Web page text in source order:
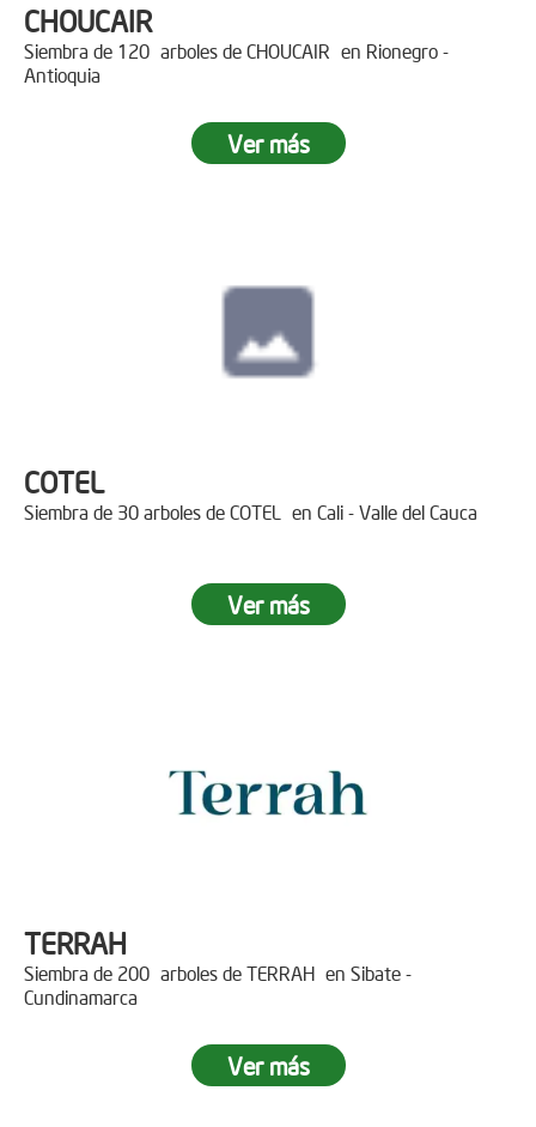
CHOUCAIR
Siembra de 120 arboles de CHOUCAIR en Rionegro -
Antioquia
Ver más
COTEL
Siembra de 30 arboles de COTEL en Cali - Valle del Cauca
Ver más
TERRAH
Siembra de 200 arboles de TERRAH en Sibate -
Cundinamarca
Ver más